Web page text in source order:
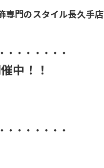
専門のスタイル長久手店
・・・・・・・
中！！
・・・・・・・